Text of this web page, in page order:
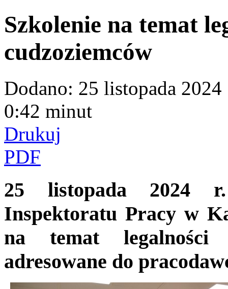
Szkolenie na temat
cudzoziemców
Dodano: 25 listopada 2024
0:42 minut
Drukuj
PDF
25 listopada 2024
Inspektoratu Pracy w
na temat legalności
adresowane do